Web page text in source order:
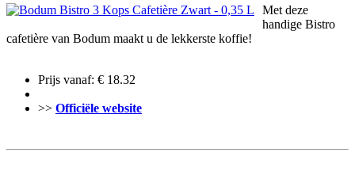
Met deze
handige Bistro
cafetière van Bodum maakt u de lekkerste koffie!
Prijs vanaf: € 18.32
>> Officiële website